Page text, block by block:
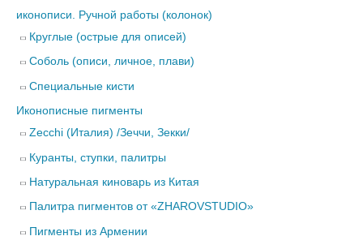
иконописи. Ручной работы (колонок)
Круглые (острые для описей)
Соболь (описи, личное, плави)
Специальные кисти
Иконописные пигменты
Zecchi (Италия) /Зеччи, Зекки/
Куранты, ступки, палитры
Натуральная киноварь из Китая
Палитра пигментов от «ZHAROVSTUDIO»
Пигменты из Армении